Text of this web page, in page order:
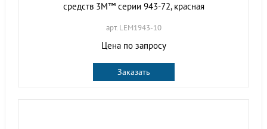
средств 3M™ серии 943-72, красная
арт. LEM1943-10
Цена по запросу
Заказать